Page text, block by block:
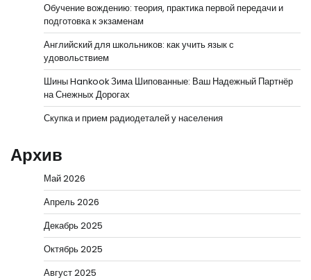
Обучение вождению: теория, практика первой передачи и
подготовка к экзаменам
Английский для школьников: как учить язык с
удовольствием
Шины Hankook Зима Шипованные: Ваш Надежный Партнёр
на Снежных Дорогах
Скупка и прием радиодеталей у населения
Архив
Май 2026
Апрель 2026
Декабрь 2025
Октябрь 2025
Август 2025